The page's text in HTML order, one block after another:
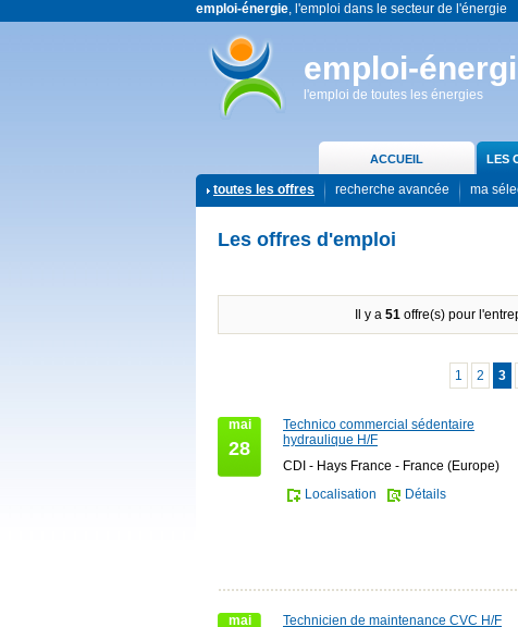
emploi-énergie, l'emploi dans le secteur de l'énergie
emploi-
l'emploi de toutes les énergies
ACCUEIL LES
toutes les offres recherche avancée ma
Les offres d'emploi
Il y a 51 offre(s) pour
1 2 3
mai
28
Technico commercial sédentaire
hydraulique H/F
CDI - Hays France - France (Europe)
Localisation
Détails
mai
Technicien de maintenance CVC H/F